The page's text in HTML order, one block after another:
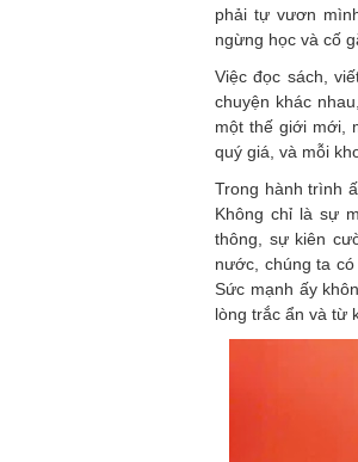
phải tự vươn
ngừng học và cố
Việc đọc sách,
chuyện khác
một thế giới mới,
quý giá, và mỗi
Trong hành trình
Không chỉ là sự
thông, sự kiên
nước, chúng ta
Sức mạnh ấy
lòng trắc ẩn và từ